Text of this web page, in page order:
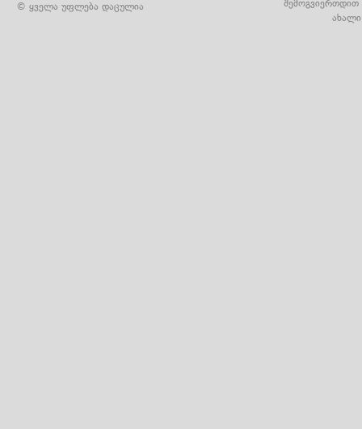
© ყველა უფლება დაცულია
შემოგვიერთდით
ახალი